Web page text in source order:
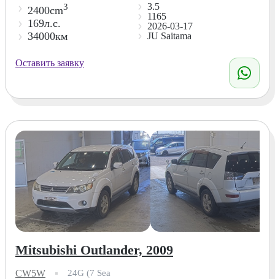
2400cm3
169л.с.
34000км
3.5
1165
2026-03-17
JU Saitama
Оставить заявку
Mitsubishi Outlander, 2009
CW5W 24G (7 Sea